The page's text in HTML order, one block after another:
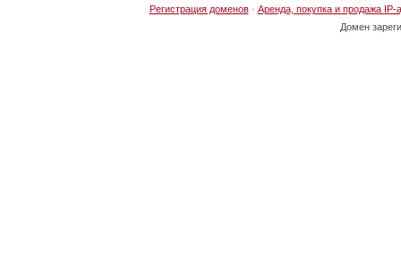
Регистрация доменов· Аренда, покупка и продажа IP-
Домен